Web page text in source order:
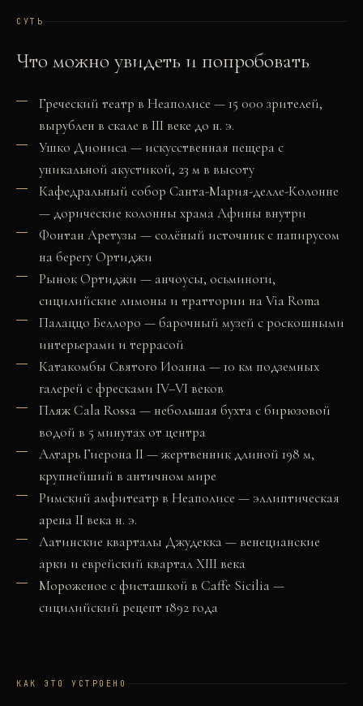
СУТЬ
Что можно увидеть и попробовать
Греческий театр в Неаполисе — 15 000 зрителей,
вырублен в скале в III веке до н. э.
Ушко Диониса — искусственная пещера с
уникальной акустикой, 23 м в высоту
Кафедральный собор Санта-Мария-делле-Колонне
— дорические колонны храма Афины внутри
Фонтан Аретузы — солёный источник с папирусом
на берегу Ортиджи
Рынок Ортиджи — анчоусы, осьминоги,
сицилийские лимоны и траттории на Via Roma
Палаццо Беллоро — барочный музей с роскошными
интерьерами и террасой
Катакомбы Святого Иоанна — 10 км подземных
галерей с фресками IV–VI веков
Пляж Cala Rossa — небольшая бухта с бирюзовой
водой в 5 минутах от центра
Алтарь Гиерона II — жертвенник длиной 198 м,
крупнейший в античном мире
Римский амфитеатр в Неаполисе — эллиптическая
арена II века н. э.
Латинские кварталы Джудекка — венецианские
арки и еврейский квартал XIII века
Мороженое с фисташкой в Caffe Sicilia —
сицилийский рецепт 1892 года
КАК ЭТО УСТРОЕНО